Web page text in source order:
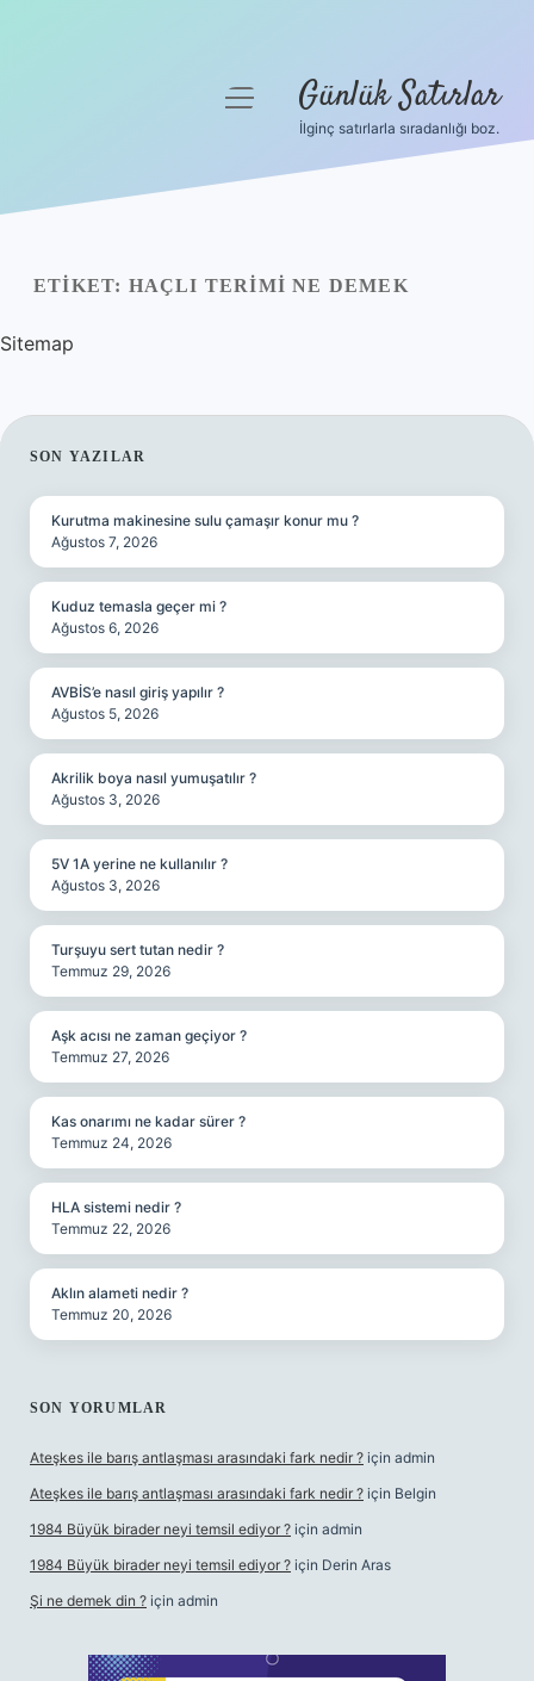
Yasal Uyarı
Hakkımızda
menüyü Günlük Satırlar
İlginç satırlarla sıradanlığı boz.
ETIKET: HAÇLI TERIMI NE DEMEK
Sitemap
SIDEBAR
SON YAZILAR
Kurutma makinesine sulu çamaşır konur mu ?
Ağustos 7, 2026
Kuduz temasla geçer mi ?
Ağustos 6, 2026
AVBİS’e nasıl giriş yapılır ?
Ağustos 5, 2026
Akrilik boya nasıl yumuşatılır ?
Ağustos 3, 2026
5V 1A yerine ne kullanılır ?
Ağustos 3, 2026
Turşuyu sert tutan nedir ?
Temmuz 29, 2026
Aşk acısı ne zaman geçiyor ?
Temmuz 27, 2026
Kas onarımı ne kadar sürer ?
Temmuz 24, 2026
HLA sistemi nedir ?
Temmuz 22, 2026
Aklın alameti nedir ?
Temmuz 20, 2026
SON YORUMLAR
Ateşkes ile barış antlaşması arasındaki fark nedir ? için admin
Ateşkes ile barış antlaşması arasındaki fark nedir ? için Belgin
1984 Büyük birader neyi temsil ediyor ? için admin
1984 Büyük birader neyi temsil ediyor ? için Derin Aras
Şi ne demek din ? için admin